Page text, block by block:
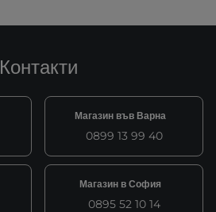
Контакти
Магазин във Варна
0899 13 99 40
Магазин в София
0895 52 10 14